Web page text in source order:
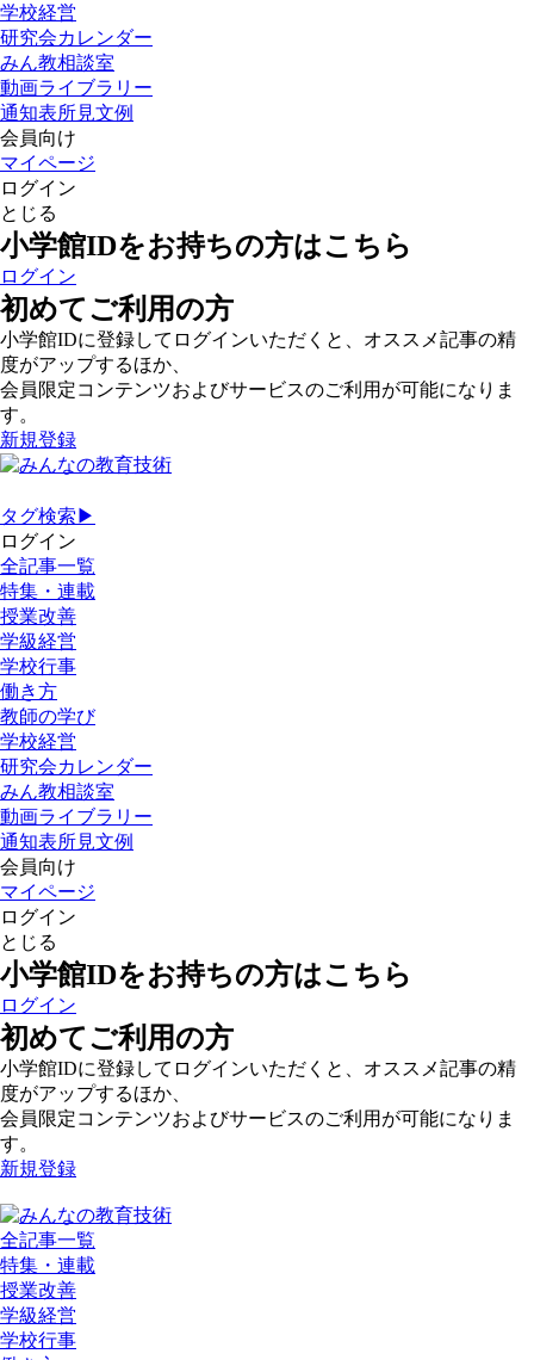
学校経営
研究会カレンダー
みん教相談室
動画ライブラリー
通知表所見文例
会員向け
マイページ
ログイン
とじる
小学館IDをお持ちの方はこちら
ログイン
初めてご利用の方
小学館IDに登録してログインいただくと、オススメ記事の精
度がアップするほか、
会員限定コンテンツおよびサービスのご利用が可能になりま
す。
新規登録
タグ検索▶
ログイン
全記事一覧
特集・連載
授業改善
学級経営
学校行事
働き方
教師の学び
学校経営
研究会カレンダー
みん教相談室
動画ライブラリー
通知表所見文例
会員向け
マイページ
ログイン
とじる
小学館IDをお持ちの方はこちら
ログイン
初めてご利用の方
小学館IDに登録してログインいただくと、オススメ記事の精
度がアップするほか、
会員限定コンテンツおよびサービスのご利用が可能になりま
す。
新規登録
全記事一覧
特集・連載
授業改善
学級経営
学校行事